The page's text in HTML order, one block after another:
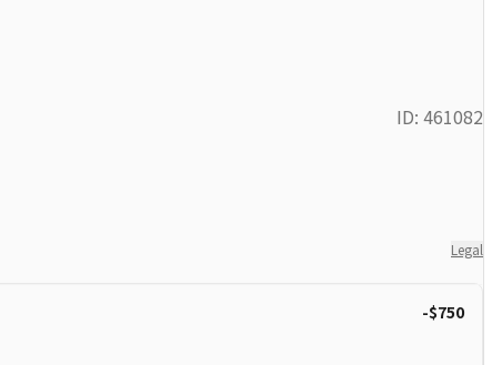
ID: 461082
Legal
-$750